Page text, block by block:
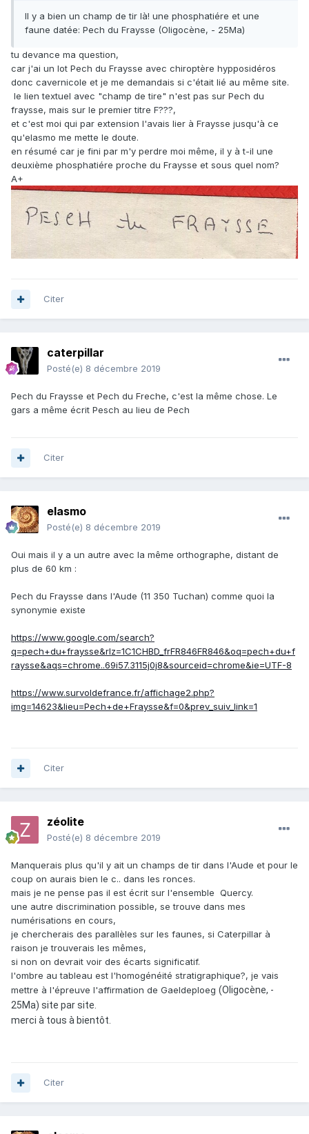
Il y a bien un champ de tir là! une phosphatiére et une
faune datée: Pech du Fraysse (Oligocène, - 25Ma)
tu devance ma question,
car j'ai un lot Pech du Fraysse avec chiroptère hypposidéros
donc cavernicole et je me demandais si c'était lié au même site.
le lien textuel avec "champ de tire" n'est pas sur Pech du
fraysse, mais sur le premier titre F???,
et c'est moi qui par extension l'avais lier à Fraysse jusqu'à ce
qu'elasmo me mette le doute.
en résumé car je fini par m'y perdre moi même, il y à t-il une
deuxième phosphatiére proche du Fraysse et sous quel nom?
A+
Citer
caterpillar
Posté(e) 8 décembre 2019
Pech du Fraysse et Pech du Freche, c'est la même chose. Le
gars a même écrit Pesch au lieu de Pech
Citer
elasmo
Posté(e) 8 décembre 2019
Oui mais il y a un autre avec la même orthographe, distant de
plus de 60 km :
Pech du Fraysse dans l'Aude (11 350 Tuchan) comme quoi la
synonymie existe
https://www.google.com/search?
q=pech+du+fraysse&rlz=1C1CHBD_frFR846FR846&oq=pech+du+f
raysse&aqs=chrome..69i57.3115j0j8&sourceid=chrome&ie=UTF-8
https://www.survoldefrance.fr/affichage2.php?
img=14623&lieu=Pech+de+Fraysse&f=0&prev_suiv_link=1
Citer
zéolite
Posté(e) 8 décembre 2019
Manquerais plus qu'il y ait un champs de tir dans l'Aude et pour le
coup on aurais bien le c.. dans les ronces.
mais je ne pense pas il est écrit sur l'ensemble Quercy.
une autre discrimination possible, se trouve dans mes
numérisations en cours,
je chercherais des parallèles sur les faunes, si Caterpillar à
raison je trouverais les mêmes,
si non on devrait voir des écarts significatif.
l'ombre au tableau est l'homogénéité stratigraphique?, je vais
mettre à l'épreuve l'affirmation de Gaeldeploeg (Oligocène, -
25Ma) site par site.
merci à tous à bientôt.
Citer